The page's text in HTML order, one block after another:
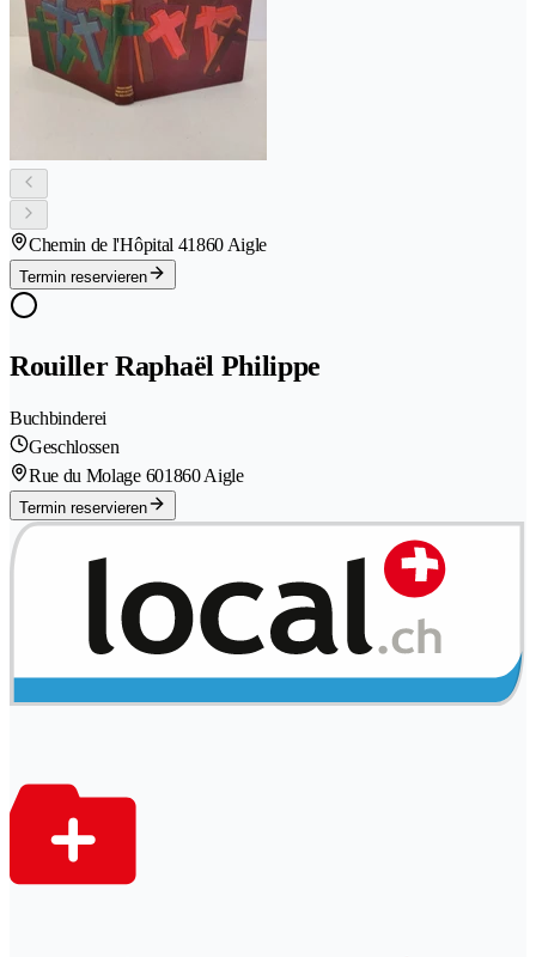
Chemin de l'Hôpital 41860 Aigle
Termin reservieren
Rouiller Raphaël Philippe
Buchbinderei
Geschlossen
Rue du Molage 601860 Aigle
Termin reservieren